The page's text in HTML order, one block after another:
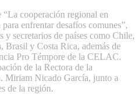
cooperación regional en
enfrentar desafíos comunes”,
y secretarios de países como Chile,
Brasil y Costa Rica, además de
Pro Témpore de la CELAC.
de la Rectora de la
Miriam Nicado García, junto a
de la región.